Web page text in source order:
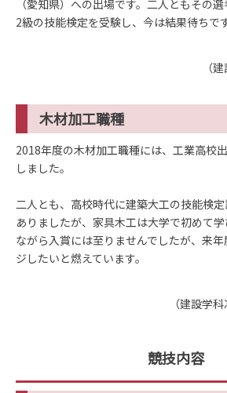
（愛知県）への出場です。二人ともその
2級の技能検定を受験し、今は結果待ちです
（
木材加工職種
2018年度の木材加工職種には、工業高校
しました。
二人とも、高校時代に建築大工の技能検
ありましたが、家具木工は大学で初めて
ながら入賞には至りませんでしたが、来
ジしたいと燃えています。
（建設学
競技内容